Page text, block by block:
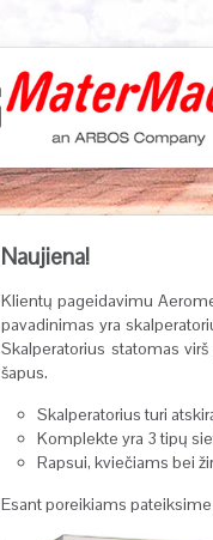
Naujiena!
Klientų pageidavimu
pavadinimas yra
Skalperatorius statomas
šapus.
Skalperatorius turi
Komplekte yra 3 tipų
Rapsui, kviečiams bei
Esant poreikiams